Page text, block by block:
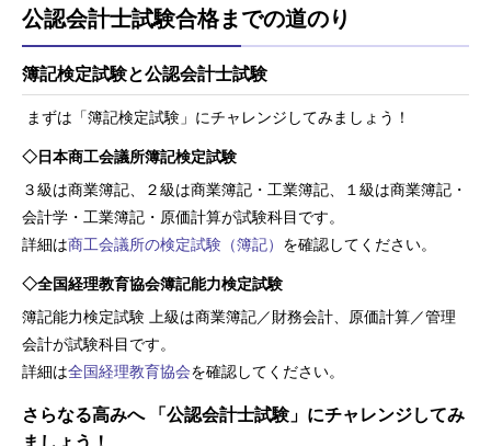
公認会計士試験合格までの道のり
簿記検定試験と公認会計士試験
まずは「簿記検定試験」にチャレンジしてみましょう！
◇日本商工会議所簿記検定試験
３級は商業簿記、２級は商業簿記・工業簿記、１級は商業簿記・
会計学・工業簿記・原価計算が試験科目です。
詳細は商工会議所の検定試験（簿記） を確認してください。
◇全国経理教育協会簿記能力検定試験
簿記能力検定試験 上級は商業簿記／財務会計、原価計算／管理
会計が試験科目です。
詳細は全国経理教育協会を確認してください。
さらなる高みへ 「公認会計士試験」にチャレンジしてみ